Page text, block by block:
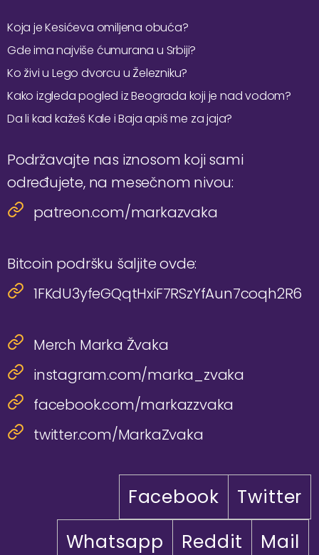
Koja je Kesićeva omiljena obuća?
Gde ima najviše ćumurana u Srbiji?
Ko živi u Lego dvorcu u Železniku?
Kako izgleda pogled iz Beograda koji je nad vodom?
Da li kad kažeš Kale i Baja apiš me za jaja?
Podržavajte nas iznosom koji sami
određujete, na mesečnom nivou:
patreon.com/markazvaka
Bitcoin podršku šaljite ovde:
1FKdU3yfeGQqtHxiF7RSzYfAun7coqh2R6
Merch Marka Žvaka
instagram.com/marka_zvaka
facebook.com/markazzvaka
twitter.com/MarkaZvaka
Facebook
Twitter
Whatsapp
Reddit Mail